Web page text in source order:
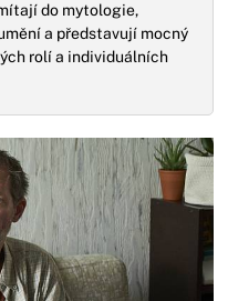
do mytologie,
a představují mocný
rolí a individuálních